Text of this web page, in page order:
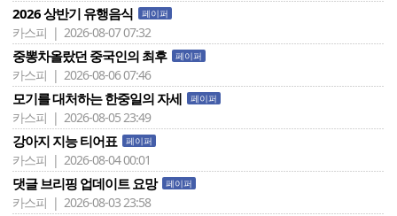
2026 상반기 유행음식 페이퍼
카스피 | 2026-08-07 07:32
중뽕차올랐던 중국인의 최후 페이퍼
카스피 | 2026-08-06 07:46
모기를 대처하는 한중일의 자세 페이퍼
카스피 | 2026-08-05 23:49
강아지 지능 티어표 페이퍼
카스피 | 2026-08-04 00:01
댓글 브리핑 업데이트 요망 페이퍼
카스피 | 2026-08-03 23:58